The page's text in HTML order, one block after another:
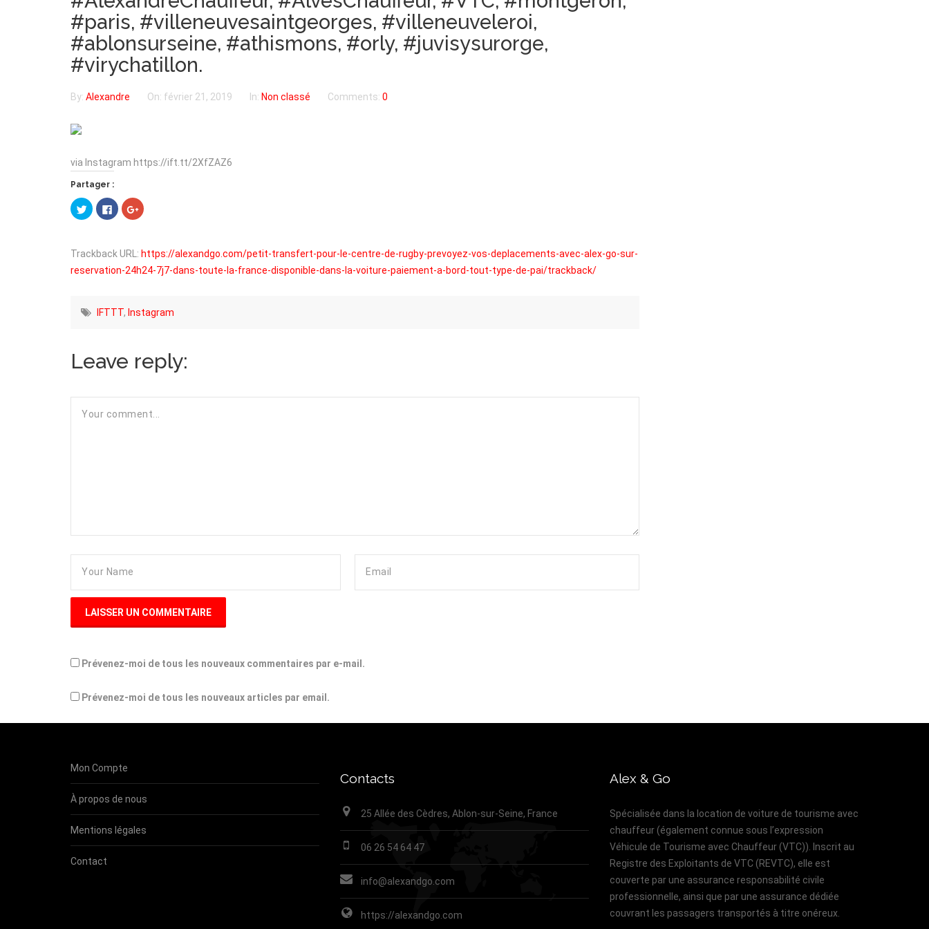
#paris, #villeneuvesaintgeorges, #villeneuveleroi,
#ablonsurseine, #athismons, #orly, #juvisysurorge,
#virychatillon.
By: Alexandre On: février 21, 2019 In: Non classé Comments: 0
via Instagram https://ift.tt/2XfZAZ6
Partager :
Cliquez
pour
partager
dans
une
nouvelle
fenêtre)
Cliquez
pour
partager
dans
une
nouvelle
fenêtre)
Cliquez
pour
(ouvre
dans
une
nouvelle
Trackback URL: https://alexandgo.com/petit-transfert-pour-le-centre-de-rugby-prevoyez-vos-deplacements-avec-alex-go-sur-
reservation-24h24-7j7-dans-toute-la-france-disponible-dans-la-voiture-paiement-a-bord-tout-type-de-pai/trackback/
IFTTT, Instagram
Leave reply:
Prévenez-moi de tous les nouveaux commentaires par e-mail.
Prévenez-moi de tous les nouveaux articles par email.
Mon Compte
À propos de nous
Mentions légales
Contact
Contacts
25 Allée des Cèdres, Ablon-sur-Seine, France
06 26 54 64 47
info@alexandgo.com
https://alexandgo.com
Alex & Go
Spécialisée dans la location de voiture de tourisme avec
chauffeur (également connue sous l’expression
Véhicule de Tourisme avec Chauffeur (VTC)). Inscrit au
Registre des Exploitants de VTC (REVTC), elle est
couverte par une assurance responsabilité civile
professionnelle, ainsi que par une assurance dédiée
couvrant les passagers transportés à titre onéreux.